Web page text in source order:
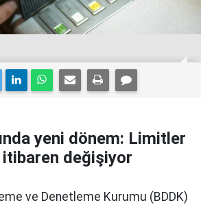
yeni dönem: Limitler
itibaren değişiyor
ve Denetleme Kurumu (BDDK)